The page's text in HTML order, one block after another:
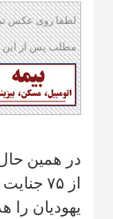
لطفا روی عکس
مطلب پس از این
در همین
از ۷۵
یهودیان